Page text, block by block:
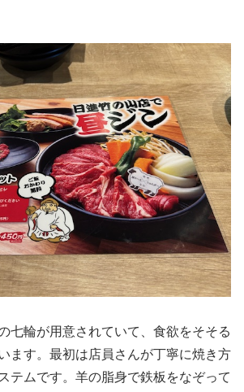
七輪が用意されていて、食欲をそそる
ます。最初は店員さんが丁寧に焼き方
テムです。羊の脂身で鉄板をなぞって